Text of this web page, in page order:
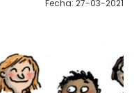
Fecha: 27-03-2021